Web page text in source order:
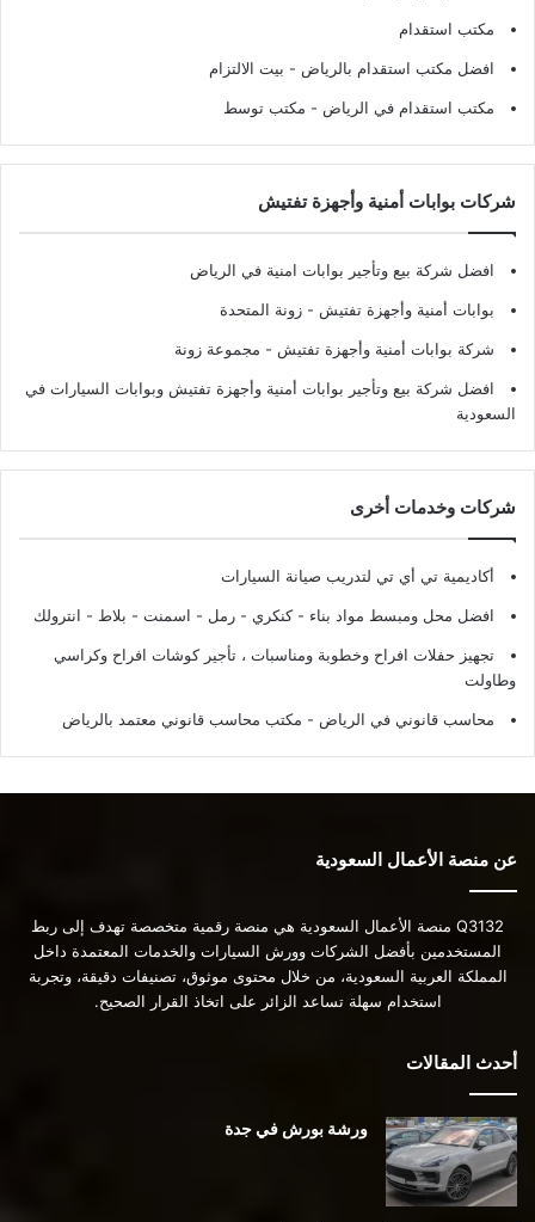
مكتب استقدام
افضل مكتب استقدام بالرياض - بيت الالتزام
مكتب استقدام في الرياض - مكتب توسط
شركات بوابات أمنية وأجهزة تفتيش
افضل شركة بيع وتأجير بوابات امنية في الرياض
بوابات أمنية وأجهزة تفتيش - زونة المتحدة
شركة بوابات أمنية وأجهزة تفتيش - مجموعة زونة
افضل شركة بيع وتأجير بوابات أمنية وأجهزة تفتيش وبوابات السيارات في
السعودية
شركات وخدمات أخرى
أكاديمية تي أي تي لتدريب صيانة السيارات
افضل محل ومبسط مواد بناء - كنكري - رمل - اسمنت - بلاط - انترولك
تجهيز حفلات افراح وخطوبة ومناسبات ، تأجير كوشات افراح وكراسي
وطاولت
محاسب قانوني في الرياض - مكتب محاسب قانوني معتمد بالرياض
عن منصة الأعمال السعودية
Q3132 منصة الأعمال السعودية هي منصة رقمية متخصصة تهدف إلى ربط
المستخدمين بأفضل الشركات وورش السيارات والخدمات المعتمدة داخل
المملكة العربية السعودية، من خلال محتوى موثوق، تصنيفات دقيقة، وتجربة
استخدام سهلة تساعد الزائر على اتخاذ القرار الصحيح.
أحدث المقالات
ورشة بورش في جدة